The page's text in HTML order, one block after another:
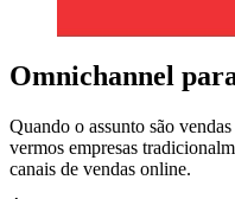
Omnichannel
Quando o assunto são
vermos empresas
canais de vendas online.